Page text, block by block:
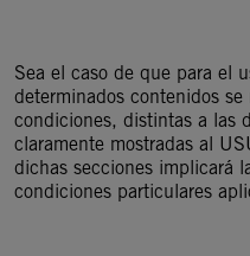
Sea el caso de que para el
determinados contenidos
condiciones, distintas a las
claramente mostradas al
dichas secciones implicará
condiciones particulares